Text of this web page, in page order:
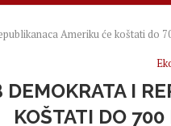
Ameriku će koštati do
DEMOKRATA I
KOŠTATI DO